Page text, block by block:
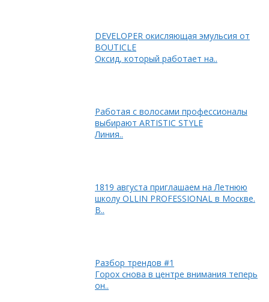
DEVELOPER окисляющая эмульсия от
BOUTICLE
Оксид, который работает на..
Работая с волосами профессионалы
выбирают ARTISTIC STYLE
Линия..
1819 августа приглашаем на Летнюю
школу OLLIN PROFESSIONAL в Москве.
В..
Разбор трендов #1
Горох снова в центре внимания теперь
он..